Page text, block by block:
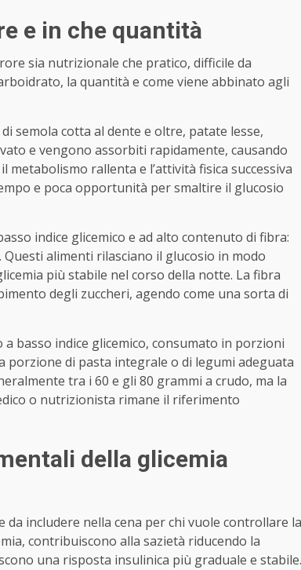
e in che quantità
sia nutrizionale che pratico, difficile da
la quantità e come viene abbinato agli
semola cotta al dente e oltre, patate lesse,
e vengono assorbiti rapidamente, causando
metabolismo rallenta e l’attività fisica successiva
e poca opportunità per smaltire il glucosio
indice glicemico e ad alto contenuto di fibra:
alimenti rilasciano il glucosio in modo
più stabile nel corso della notte. La fibra
degli zuccheri, agendo come una sorta di
basso indice glicemico, consumato in porzioni
porzione di pasta integrale o di legumi adeguata
tra i 60 e gli 80 grammi a crudo, ma la
o nutrizionista rimane il riferimento
della glicemia
includere nella cena per chi vuole controllare la
contribuiscono alla sazietà riducendo la
una risposta insulinica più graduale e stabile.